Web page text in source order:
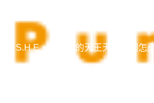
S.H.E，沒有新的天王天后天團怎